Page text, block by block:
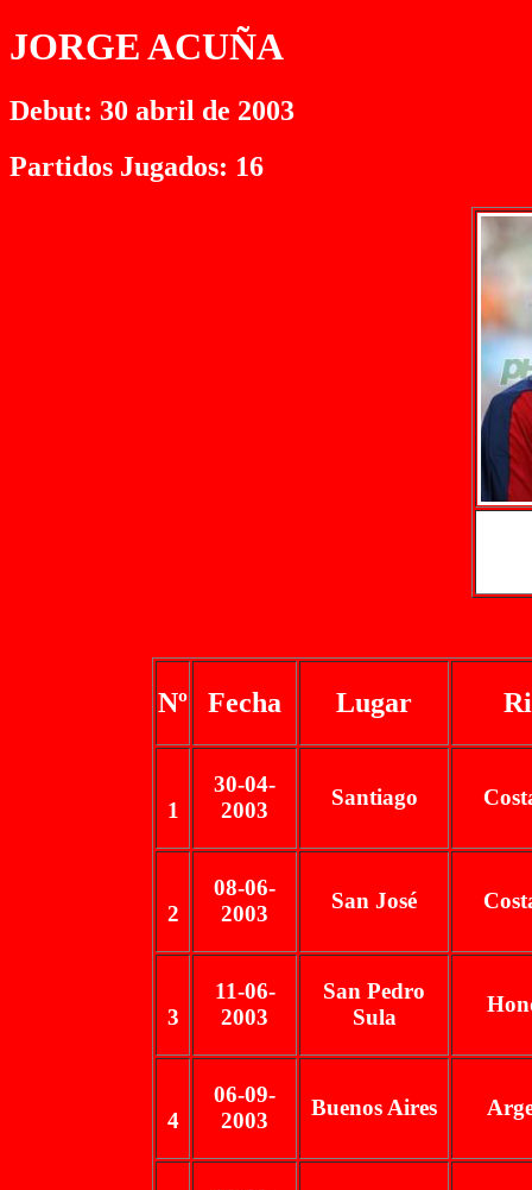
JORGE ACUÑA
Debut: 30 abril de 2003
Partidos Jugados: 16
Nº Fecha Lugar
1
30-04-
2003
Santiago
2
08-06-
2003
San José
3
11-06-
2003
San Pedro
Sula
4
06-09-
2003
Buenos Aires